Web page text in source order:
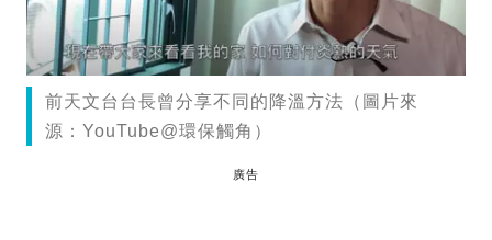
前天文台台長曾分享不同的降溫方法（圖片來
源：YouTube@環保觸角）
廣告